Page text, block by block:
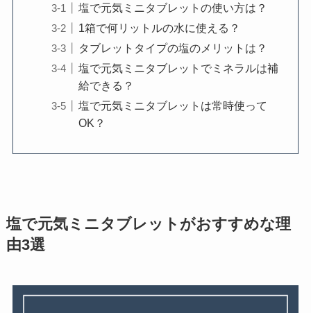
塩で元気ミニタブレットの使い方は？
1箱で何リットルの水に使える？
タブレットタイプの塩のメリットは？
塩で元気ミニタブレットでミネラルは補
給できる？
塩で元気ミニタブレットは常時使って
OK？
塩で元気ミニタブレットがおすすめな理
由3選